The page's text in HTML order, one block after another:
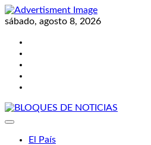
Skip
to
sábado, agosto 8, 2026
El País